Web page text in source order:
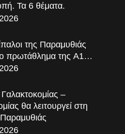
Τα 6 θέματα.
της Παραμυθιάς
πρωτάθλημα της A1…
–
θα λειτουργεί στη